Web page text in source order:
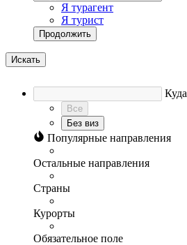
Я турагент
Я турист
Продолжить
Искать
Куда
Все
Без виз
Популярные направления
Остальные направления
Страны
Курорты
Обязательное поле